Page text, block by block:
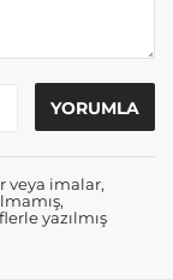
veya imalar,
yazılmış